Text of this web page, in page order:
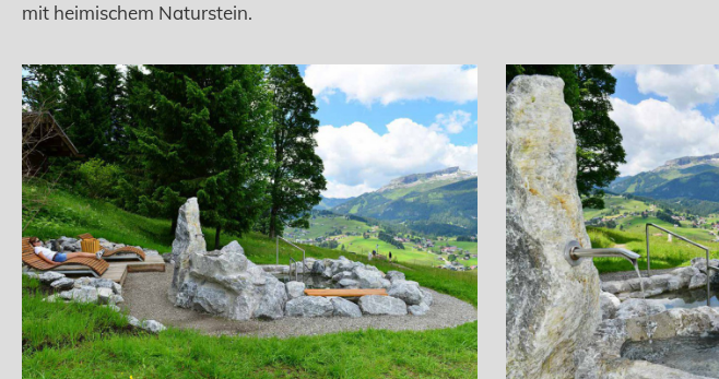
mit heimischem Naturstein.